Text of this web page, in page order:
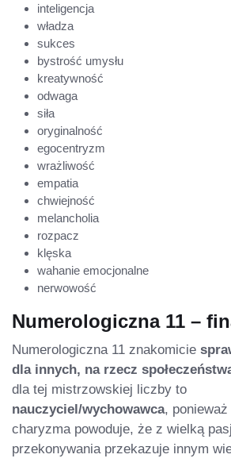
inteligencja
władza
sukces
bystrość umysłu
kreatywność
odwaga
siła
oryginalność
egocentryzm
wrażliwość
empatia
chwiejność
melancholia
rozpacz
klęska
wahanie emocjonalne
nerwowość
Numerologiczna 11 –
Numerologiczna 11 znakomicie
dla innych, na rzecz
dla tej mistrzowskiej liczby to
nauczyciel/wychowawca,
charyzma powoduje, że z wielką
przekonywania przekazuje innym